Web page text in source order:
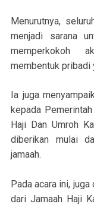
Menurutnya,
menjadi sarana
memperkokoh
membentuk pribadi
Ia juga
kepada
Haji Dan Umroh
diberikan mulai
jamaah.
Pada acara ini,
dari Jamaah Haji